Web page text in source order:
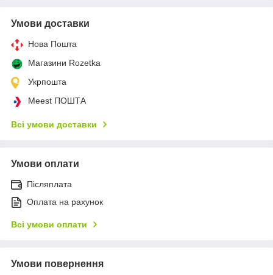
Умови доставки
Нова Пошта
Магазини Rozetka
Укрпошта
Meest ПОШТА
Всі умови доставки
Умови оплати
Післяплата
Оплата на рахунок
Всі умови оплати
Умови повернення